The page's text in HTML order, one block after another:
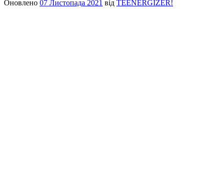
Оновлено 07 Листопада 2021 від TEENERGIZER!